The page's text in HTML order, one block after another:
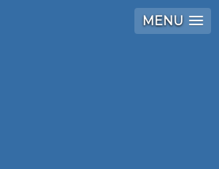
MENU